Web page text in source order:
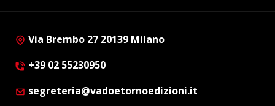
Via Brembo 27 20139 Milano
+39 02 55230950
segreteria@vadoetornoedizioni.it